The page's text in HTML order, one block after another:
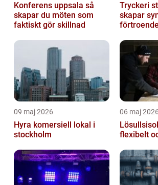
Konferens uppsala så
skapar du möten som
faktiskt gör skillnad
Tryckeri
skapar
förtroende
09 maj 2026
Hyra komersiell lokal i
stockholm
06 maj 2026
flexibelt